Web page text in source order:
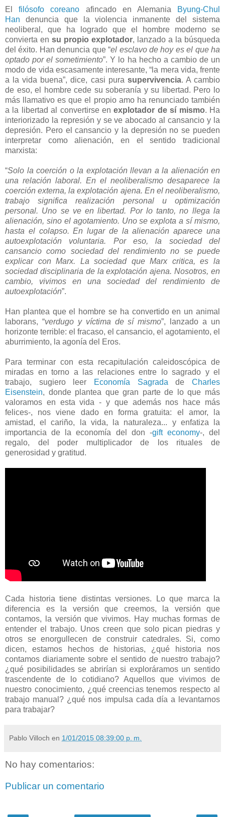
Elfilósofo coreano afincado en Alemania
Byung-Chul
Han denuncia que la violencia inmanente del sistema
neoliberal, que ha logrado que el hombre moderno se
convierta en su propio explotador, lanzado a la búsqueda
del éxito. Han denuncia que “el esclavo de hoy es el que ha
optado por el sometimiento”. Y lo ha hecho a cambio de un
modo de vida escasamente interesante, “la mera vida, frente
a la vida buena”, dice, casi pura supervivencia. A cambio
de eso, el hombre cede su soberanía y su libertad. Pero lo
más llamativo es que el propio amo ha renunciado también
a la libertad al convertirse en explotador de sí mismo. Ha
interiorizado la represión y se ve abocado al cansancio y la
depresión. Pero el cansancio y la depresión no se pueden
interpretar como alienación, en el sentido tradicional
marxista:
“Solo la coerción o la explotación llevan a la alienación en
una relación laboral. En el neoliberalismo desaparece la
coerción externa, la explotación ajena. En el neoliberalismo,
trabajo significa realización personal u optimización
personal. Uno se ve en libertad. Por lo tanto, no llega la
alienación, sino el agotamiento. Uno se explota a sí mismo,
hasta el colapso. En lugar de la alienación aparece una
autoexplotación voluntaria. Por eso, la sociedad del
cansancio como sociedad del rendimiento no se puede
explicar con Marx. La sociedad que Marx critica, es la
sociedad disciplinaria de la explotación ajena. Nosotros, en
cambio, vivimos en una sociedad del rendimiento de
autoexplotación”.
Han plantea que el hombre se ha convertido en un animal
laborans, “verdugo y víctima de sí mismo”, lanzado a un
horizonte terrible: el fracaso, el cansancio, el agotamiento, el
aburrimiento, la agonía del Eros.
Para terminar con esta recapitulación caleidoscópica de
miradas en torno a las relaciones entre lo sagrado y el
trabajo, sugiero leer
Economía Sagrada deCharles
Eisenstein, donde plantea que gran parte de lo que más
valoramos en esta vida - y que además nos hace más
felices-, nos viene dado en forma gratuita: el amor, la
amistad, el cariño, la vida, la naturaleza... y enfatiza la
importancia de la economía del don -gift economy-, del
regalo, del poder multiplicador de los rituales de
generosidad y gratitud.
Cada historia tiene distintas versiones. Lo que marca la
diferencia es la versión que creemos, la versión que
contamos, la versión que vivimos. Hay muchas formas de
entender el trabajo. Unos creen que solo pican piedras y
otros se enorgullecen de construir catedrales. Si, como
dicen, estamos hechos de historias, ¿qué historia nos
contamos diariamente sobre el sentido de nuestro trabajo?
¿qué posibilidades se abrirían si exploráramos un sentido
trascendente de lo cotidiano? Aquellos que vivimos de
nuestro conocimiento, ¿qué creencias tenemos respecto al
trabajo manual? ¿qué nos impulsa cada día a levantarnos
para trabajar?
Pablo Villoch en 1/01/2015 08:39:00 p. m.
No hay comentarios:
Publicar un comentario